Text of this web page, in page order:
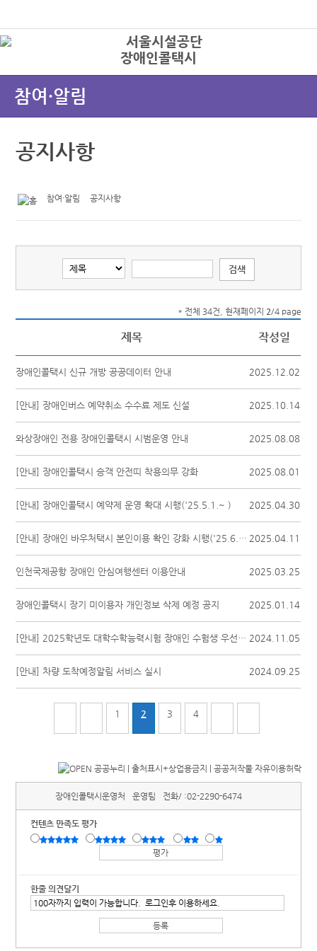
장애인콜택시
참여·알림
공지사항
참여·알림 공지사항
* 전체 34건, 현재페이지 2/4 page
제목 작성일
장애인콜택시 신규 개방 공공데이터 안내 2025.12.02
[안내] 장애인버스 예약취소 수수료 제도 신설 2025.10.14
와상장애인 전용 장애인콜택시 시범운영 안내 2025.08.08
[안내] 장애인콜택시 승객 안전띠 착용의무 강화 2025.08.01
[안내] 장애인콜택시 예약제 운영 확대 시행('25.5.1.~ ) 2025.04.30
[안내] 장애인 바우처택시 본인이용 확인 강화 시행('25.6.16.(월)~ ) 2025.04.11
인천국제공항 장애인 안심여행센터 이용안내 2025.03.25
장애인콜택시 장기 미이용자 개인정보 삭제 예정 공지 2025.01.14
[안내] 2025학년도 대학수학능력시험 장애인 수험생 우선배차서비스 제공 2024.11.05
[안내] 차량 도착예정알림 서비스 실시 2024.09.25
1 2 3 4
장애인콜택시운영처 운영팀 전화/ :02-2290-6474
컨텐츠 만족도 평가
한줄 의견달기